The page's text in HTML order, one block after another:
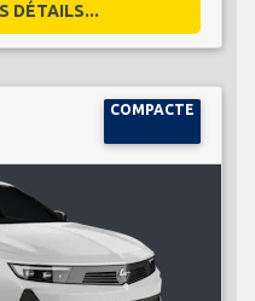
DÉTAILS...
COMPACTE